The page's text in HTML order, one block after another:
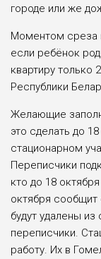
городе или же
Моментом среза
если ре­бёнок
квартиру толь­ко
Республики
Желающие
это сделать до
стационарном
Переписчики
кто до 18
октября сообщит
будут удалены
переписчики.
ра­боту. Их в